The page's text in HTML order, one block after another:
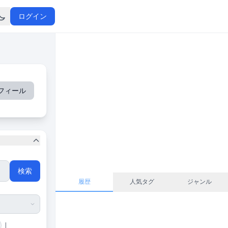
ログイン
ィール
検索
|
履歴 人気タグ ジャンル